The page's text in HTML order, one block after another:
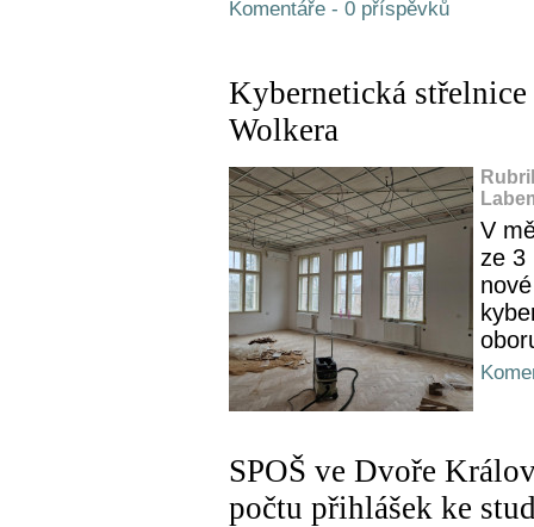
Komentáře - 0 příspěvků
Kybernetická
Wolkera
V
ze 3
SPOŠ ve Dvoře
počtu přihlášek ke